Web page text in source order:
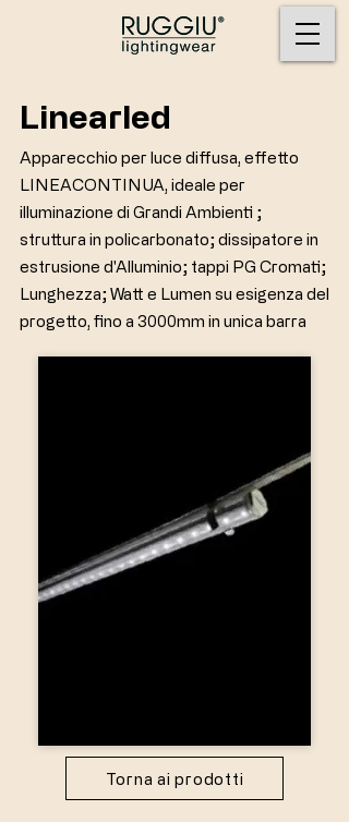
Linearled
Apparecchio per luce diffusa, effetto
LINEACONTINUA, ideale per
illuminazione di Grandi Ambienti ;
struttura in policarbonato; dissipatore in
estrusione d'Alluminio; tappi PG Cromati;
Lunghezza; Watt e Lumen su esigenza del
progetto, fino a 3000mm in unica barra
Torna ai prodotti